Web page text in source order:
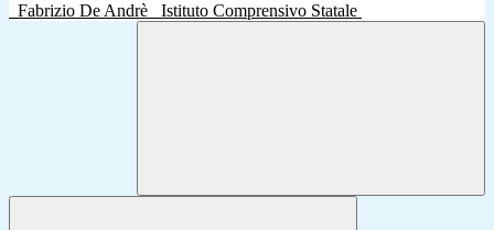
Fabrizio De Andrè Istituto Comprensivo Statale